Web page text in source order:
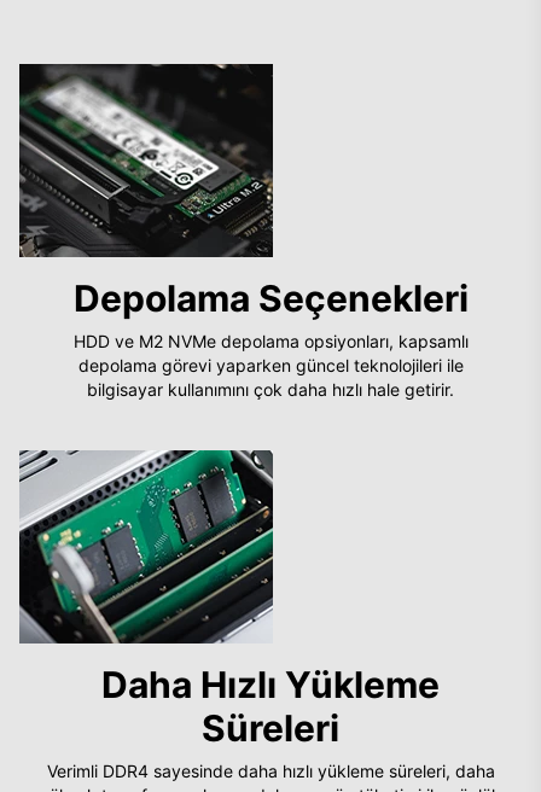
Depolama Seçenekleri
HDD ve M2 NVMe depolama opsiyonları, kapsamlı
depolama görevi yaparken güncel teknolojileri ile
bilgisayar kullanımını çok daha hızlı hale getirir.
Daha Hızlı Yükleme
Süreleri
Verimli DDR4 sayesinde daha hızlı yükleme süreleri, daha